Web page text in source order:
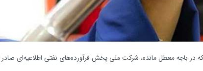
در باجه معطل مانده، شرکت ملی پخش فرآورده‌های نفتی اطلاعیه‌ای صادر